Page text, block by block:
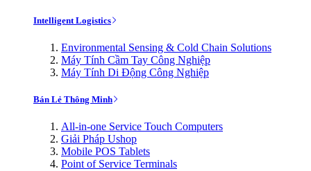
Intelligent Logistics
Environmental Sensing & Cold Chain Solutions
Máy Tính Cầm Tay Công Nghiệp
Máy Tính Di Động Công Nghiệp
Bán Lẻ Thông Minh
All-in-one Service Touch Computers
Giải Pháp Ushop
Mobile POS Tablets
Point of Service Terminals